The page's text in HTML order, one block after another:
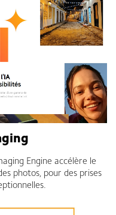
Engine accélère le
photos, pour des prises